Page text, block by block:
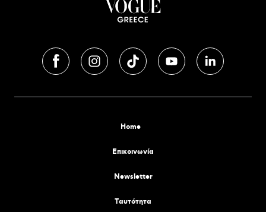
Home
Επικοινωνία
Newsletter
Tαυτότητα